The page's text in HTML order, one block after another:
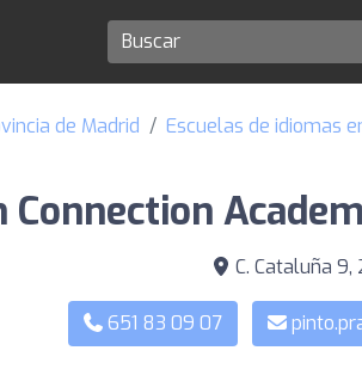
de Madrid
Escuelas de idiomas
Connection
C. Cataluña
651 83 09 07